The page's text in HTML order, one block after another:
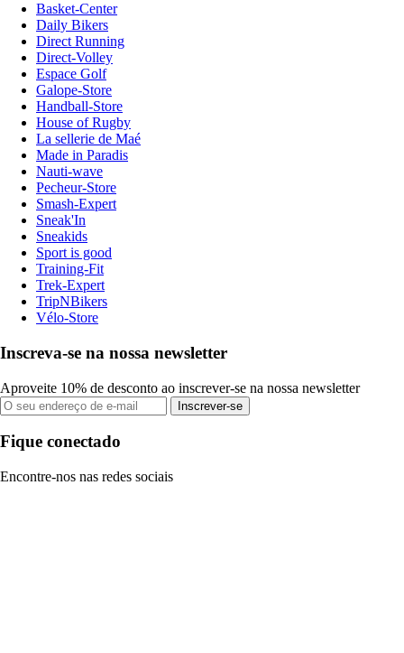
Basket-Center
Daily Bikers
Direct Running
Direct-Volley
Espace Golf
Galope-Store
Handball-Store
House of Rugby
La sellerie de Maé
Made in Paradis
Nauti-wave
Pecheur-Store
Smash-Expert
Sneak'In
Sneakids
Sport is good
Training-Fit
Trek-Expert
TripNBikers
Vélo-Store
Inscreva-se na nossa newsletter
Aproveite 10% de desconto ao inscrever-se na nossa newsletter
Inscrever-se
Fique conectado
Encontre-nos nas redes sociais